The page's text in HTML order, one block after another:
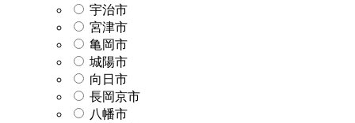
宇治市
宮津市
亀岡市
城陽市
向日市
長岡京市
八幡市